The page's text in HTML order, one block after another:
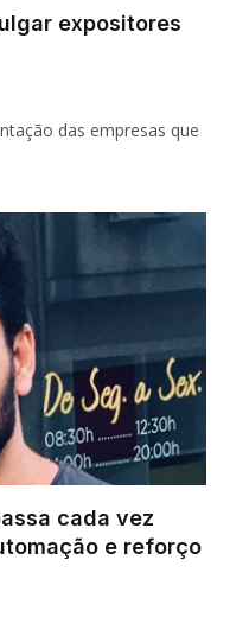
expositores
das empresas que
cada vez
e reforço